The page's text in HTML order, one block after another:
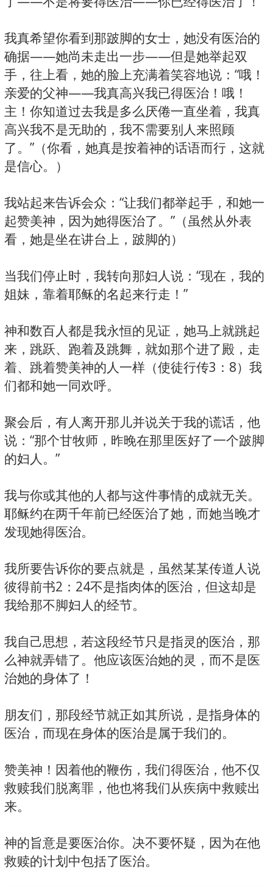
我真希望你看到那跛脚的女士，她没有医治的
确据——她尚未走出一步——但是她举起双
手，往上看，她的脸上充满着笑容地说：“哦！
亲爱的父神——我真高兴我已得医治！哦！
主！你知道过去我是多么厌倦一直坐着，我真
高兴我不是无助的，我不需要别人来照顾
了。”（你看，她真是按着神的话语而行，这就
是信心。）
我站起来告诉会众：“让我们都举起手，和她一
起赞美神，因为她得医治了。”（虽然从外表
看，她是坐在讲台上，跛脚的）
当我们停止时，我转向那妇人说：“现在，我的
姐妹，靠着耶稣的名起来行走！”
神和数百人都是我永恒的见证，她马上就跳起
来，跳跃、跑着及跳舞，就如那个进了殿，走
着、跳着赞美神的人一样（使徒行传3：8）我
们都和她一同欢呼。
聚会后，有人离开那儿并说关于我的谎话，他
说：“那个甘牧师，昨晚在那里医好了一个跛脚
的妇人。”
我与你或其他的人都与这件事情的成就无关。
耶稣约在两千年前已经医治了她，而她当晚才
发现她得医治。
我所要告诉你的要点就是，虽然某某传道人说
彼得前书2：24不是指肉体的医治，但这却是
我给那不脚妇人的经节。
我自己思想，若这段经节只是指灵的医治，那
么神就弄错了。他应该医治她的灵，而不是医
治她的身体了！
朋友们，那段经节就正如其所说，是指身体的
医治，而现在身体的医治是属于我们的。
赞美神！因着他的鞭伤，我们得医治，他不仅
救赎我们脱离罪，他也将我们从疾病中救赎出
来。
神的旨意是要医治你。决不要怀疑，因为在他
救赎的计划中包括了医治。